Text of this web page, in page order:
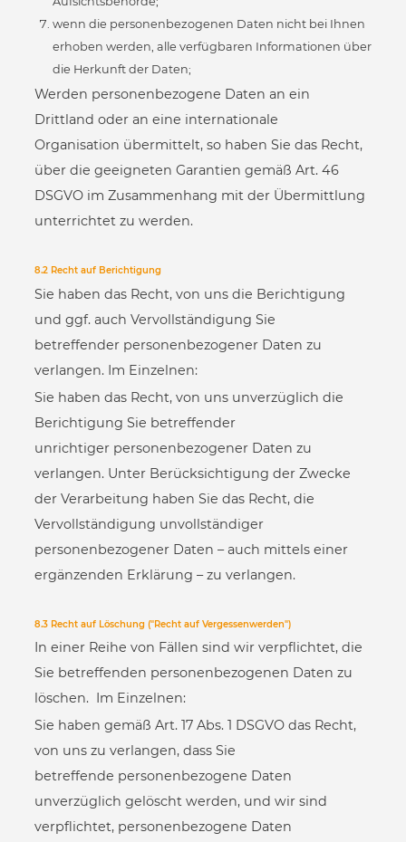
wenn die personenbezogenen Daten nicht bei Ihnen
erhoben werden, alle verfügbaren Informationen über
die Herkunft der Daten;
Werden personenbezogene Daten an ein
Drittland oder an eine internationale
Organisation übermittelt, so haben Sie das Recht,
über die geeigneten Garantien gemäß Art. 46
DSGVO im Zusammenhang mit der Übermittlung
unterrichtet zu werden.
8.2 Recht auf Berichtigung
Sie haben das Recht, von uns die Berichtigung
und ggf. auch Vervollständigung Sie
betreffender personenbezogener Daten zu
verlangen. Im Einzelnen:
Sie haben das Recht, von uns unverzüglich die
Berichtigung Sie betreffender
unrichtiger personenbezogener Daten zu
verlangen. Unter Berücksichtigung der Zwecke
der Verarbeitung haben Sie das Recht, die
Vervollständigung unvollständiger
personenbezogener Daten – auch mittels einer
ergänzenden Erklärung – zu verlangen.
8.3 Recht auf Löschung ("Recht auf Vergessenwerden")
In einer Reihe von Fällen sind wir verpflichtet, die
Sie betreffenden personenbezogenen Daten zu
löschen. Im Einzelnen:
Sie haben gemäß Art. 17 Abs. 1 DSGVO das Recht,
von uns zu verlangen, dass Sie
betreffende personenbezogene Daten
unverzüglich gelöscht werden, und wir sind
verpflichtet, personenbezogene Daten